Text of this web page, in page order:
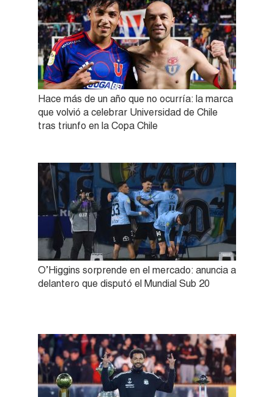
Hace más de un año que no ocurría: la marca
que volvió a celebrar Universidad de Chile
tras triunfo en la Copa Chile
O’Higgins sorprende en el mercado: anuncia a
delantero que disputó el Mundial Sub 20